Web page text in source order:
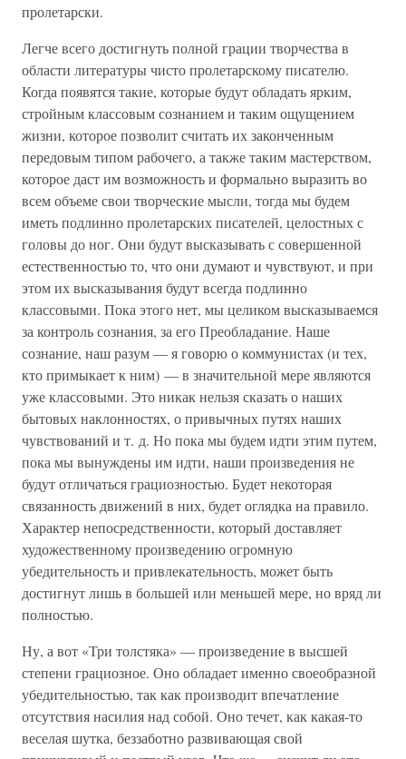
пролетарски.
Легче всего достигнуть полной грации творчества в
области литературы чисто пролетарскому писателю.
Когда появятся такие, которые будут обладать ярким,
стройным классовым сознанием и таким ощущением
жизни, которое позволит считать их законченным
передовым типом рабочего, а также таким мастерством,
которое даст им возможность и формально выразить во
всем объеме свои творческие мысли, тогда мы будем
иметь подлинно пролетарских писателей, целостных с
головы до ног. Они будут высказывать с совершенной
естественностью то, что они думают и чувствуют, и при
этом их высказывания будут всегда подлинно
классовыми. Пока этого нет, мы целиком высказываемся
за контроль сознания, за его Преобладание. Наше
сознание, наш разум — я говорю о коммунистах (и тех,
кто примыкает к ним) — в значительной мере являются
уже классовыми. Это никак нельзя сказать о наших
бытовых наклонностях, о привычных путях наших
чувствований и т. д. Но пока мы будем идти этим путем,
пока мы вынуждены им идти, наши произведения не
будут отличаться грациозностью. Будет некоторая
связанность движений в них, будет оглядка на правило.
Характер непосредственности, который доставляет
художественному произведению огромную
убедительность и привлекательность, может быть
достигнут лишь в большей или меньшей мере, но вряд ли
полностью.
Ну, а вот «Три толстяка» — произведение в высшей
степени грациозное. Оно обладает именно своеобразной
убедительностью, так как производит впечатление
отсутствия насилия над собой. Оно течет, как какая-то
веселая шутка, беззаботно развивающая свой